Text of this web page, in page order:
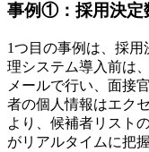
事例①：採用決定
1つ目の事例は、採
理システム導入前は
メールで行い、面接
者の個人情報はエク
より、候補者リスト
がリアルタイムに把